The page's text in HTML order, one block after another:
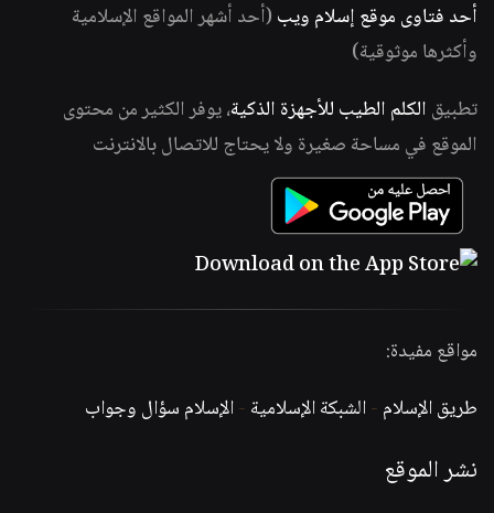
أحد فتاوى موقع إسلام ويب (أحد أشهر المواقع الإسلامية
وأكثرها موثوقية)
تطبيق الكلم الطيب للأجهزة الذكية، يوفر الكثير من محتوى
الموقع في مساحة صغيرة ولا يحتاج للاتصال بالانترنت
مواقع مفيدة:
طريق الإسلام -الشبكة الإسلامية -الإسلام سؤال وجواب
نشر الموقع